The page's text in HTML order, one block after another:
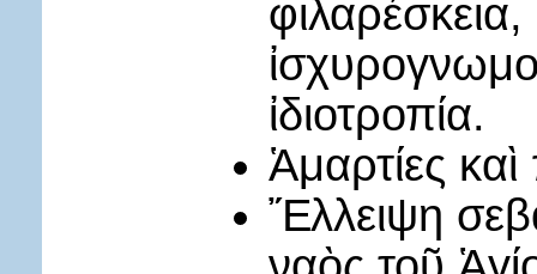
ἰδιοτροπία.
Ἁμαρτίες
Ἔλλειψη